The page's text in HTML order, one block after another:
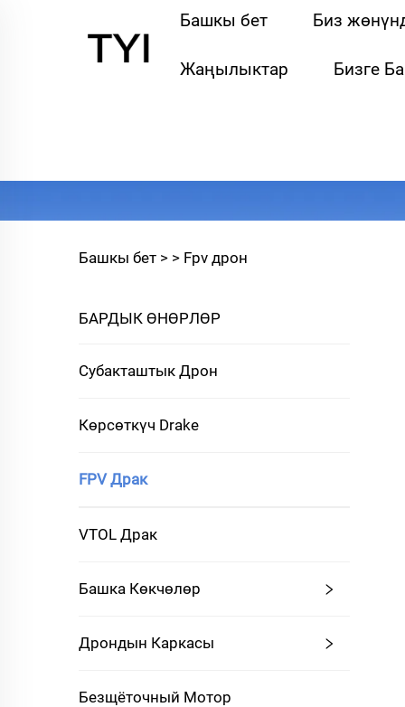
Башкы бет Биз
Жаңылыктар Бизге
Башкы бет > > Fpv дрон
БАРДЫК ӨНӨРЛӨР
Субакташтык Дрон
Көрсөткүч Drake
FPV Драк
VTOL Драк
Башка Көкчөлөр
Дрондын Каркасы
Безщёточный Мотор